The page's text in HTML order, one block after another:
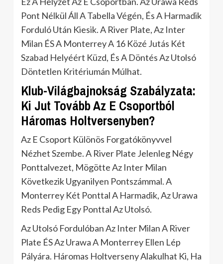
Pont Nélkül Áll A Tabella Végén, És A Harmadik
Forduló Után Kiesik. A River Plate, Az Inter
Milan ÉS A Monterrey A 16 Közé Jutás Két
Szabad Helyéért Küzd, És A Döntés Az Utolsó
Döntetlen Kritériumán Múlhat.
Klub-Világbajnokság Szabályzata:
Ki Jut Tovább Az E Csoportból
Háromas Holtversenyben?
Az E Csoport Különös Forgatókönyvvel
Nézhet Szembe. A River Plate Jelenleg Négy
Ponttalvezet, Mögötte Az Inter Milan
Következik Ugyanilyen Pontszámmal. A
Monterrey Két Ponttal A Harmadik, Az Urawa
Reds Pedig Egy Ponttal Az Utolsó.
Az Utolsó Fordulóban Az Inter Milan A River
Plate ÉS Az Urawa A Monterrey Ellen Lép
Pályára. Háromas Holtverseny Alakulhat Ki, Ha